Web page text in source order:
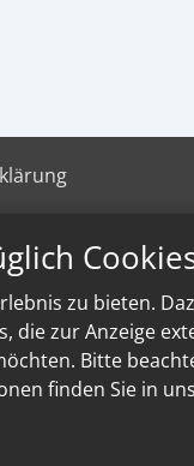
zu bieten.
die zur Anzeige
Bitte
finden Sie in